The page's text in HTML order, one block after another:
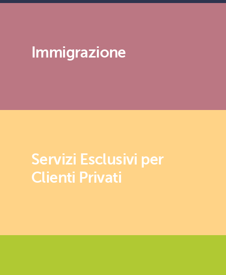
Immigrazione
Servizi Esclusivi per
Clienti Privati